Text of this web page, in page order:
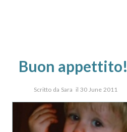
Buon appettito!
Scritto da Sara il 30 June 2011